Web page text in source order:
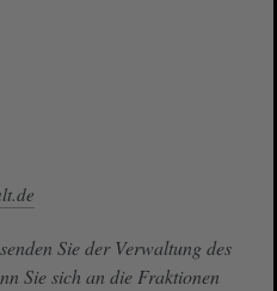
Sie der Verwaltung des
Sie sich an die Fraktionen